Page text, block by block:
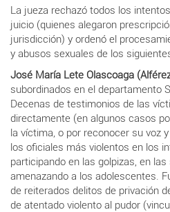
La jueza rechazó todos los
juicio (quienes alegaron
jurisdicción) y ordenó el
y abusos sexuales de los
José María Lete Olascoaga
subordinados en el departamento
Decenas de testimonios de las
directamente (en algunos casos
la víctima, o por reconocer su voz
los oficiales más violentos en los
participando en las golpizas, en
amenazando a los adolescentes.
de reiterados delitos de privación
de atentado violento al pudor